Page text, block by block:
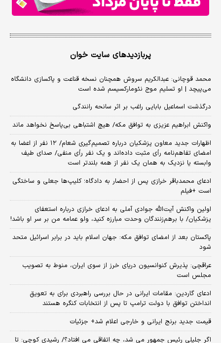
پربازدیدهای سایت خوان
محمد قوچانی: عبدالکریم سروش همچنان نسخه قناعت و پاکسازی دانشگاه
می‌پیچد | او تسلیم موج نئومارکسیسم شده است
درگذشت اسماعیل بابایی راغب بر اثر سانحه رانندگی
واکنش ابراهیم عزیزی به توافق مکه/ هیچ اشتباهی بی‌پاسخ نخواهد ماند
اظهارات جدید معاون پزشکیان درباره تصمیم‌گیری شعام/ ۱۲ نفر از اعضا به
امضای تفاهم‌نامه رأی مثبت داده‌اند و یک نفر رأی منفی/ صدای طیف
وابسته یا نزدیک به همان یک نفر از همه بلندتر است
ادعای محمدباقر خرازی پس از احضار به دادگاه؛ کلیپ‌ها جعلی و ساختگی
است +فیلم
اولین واکنش آیت‌الله جوادی آملی به ادعای خرازی درباره استعفای
پزشکیان/ با برهم‌زنندگان وحدت مبارزه کنید، ولو عمامه من بر سر او باشد!
پاکستان بعد از امضای توافق مکه: جهان اسلام باید در برابر اسرائیل متحد
شود
عراقچی: پذیرش کنوانسیون دریای خرز از سوی ایران، منوط به تصویب
مجلس است
ادعای گاردین: مقامات ایرانی در حال بررسی راهبردی برای به تعویق
انداختن توافق با دولت ترامپ تا پس از انتخابات کنگره هستند
قیمت جدید برنج ایرانی و خارجی اعلام شد+ جزئیات
اگر جلیلی رئیس جمهور می شد، چه اتفاقی می افتاد؟/ رشیدی کوچی: تا